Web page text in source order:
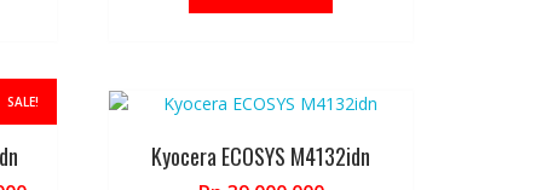
SALE!
Kyocera ECOSYS M4132idn